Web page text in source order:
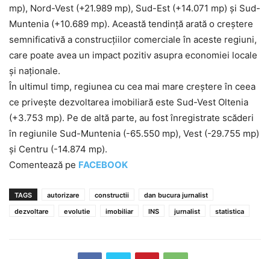
mp), Nord-Vest (+21.989 mp), Sud-Est (+14.071 mp) și Sud-
Muntenia (+10.689 mp). Această tendință arată o creștere
semnificativă a construcțiilor comerciale în aceste regiuni,
care poate avea un impact pozitiv asupra economiei locale
și naționale.
În ultimul timp, regiunea cu cea mai mare creştere în ceea
ce priveşte dezvoltarea imobiliară este Sud-Vest Oltenia
(+3.753 mp). Pe de altă parte, au fost înregistrate scăderi
în regiunile Sud-Muntenia (-65.550 mp), Vest (-29.755 mp)
şi Centru (-14.874 mp).
Comentează pe FACEBOOK
TAGS autorizare constructii
dan bucura jurnalist
dezvoltare
evolutie imobiliar INS jurnalist statistica